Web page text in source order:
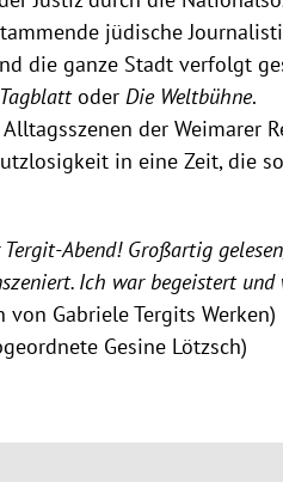
jüdische
die ganze Stadt verfolgt
oderDie Weltbühne.
der Weimarer
in eine Zeit, die
Abend! Großartig
Ich war begeistert
Gabriele Tergits Werken)
Gesine Lötzsch)